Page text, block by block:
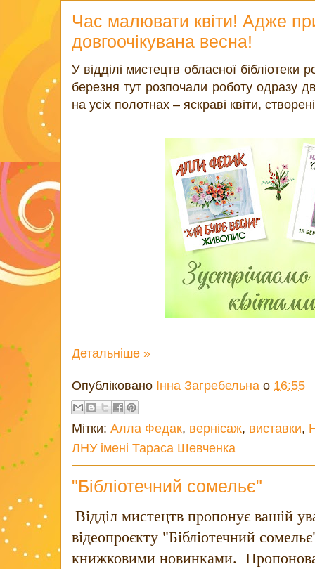
Час малювати квіти! Адже
довгоочікувана весна!
У відділі мистецтв обласної
березня тут розпочали роботу одразу
на усіх полотнах – яскраві квіти,
Детальніше »
Опубліковано Інна Загребельна о 16:55
Мітки: Алла Федак, вернісаж, виставки,
ЛНУ імені Тараса Шевченка
"Бібліотечний сомельє"
Відділ мистецтв пропонує вашій
відеопроєкту "Бібліотечний
книжковими новинками.